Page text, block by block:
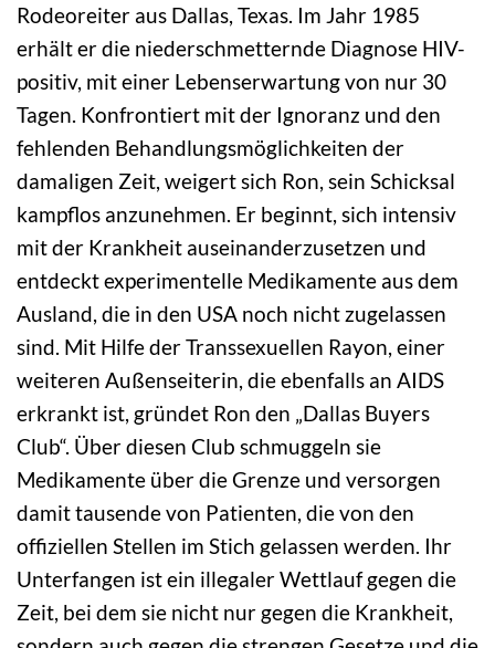
Rodeoreiter aus Dallas, Texas. Im Jahr 1985
erhält er die niederschmetternde Diagnose HIV-
positiv, mit einer Lebenserwartung von nur 30
Tagen. Konfrontiert mit der Ignoranz und den
fehlenden Behandlungsmöglichkeiten der
damaligen Zeit, weigert sich Ron, sein Schicksal
kampflos anzunehmen. Er beginnt, sich intensiv
mit der Krankheit auseinanderzusetzen und
entdeckt experimentelle Medikamente aus dem
Ausland, die in den USA noch nicht zugelassen
sind. Mit Hilfe der Transsexuellen Rayon, einer
weiteren Außenseiterin, die ebenfalls an AIDS
erkrankt ist, gründet Ron den „Dallas Buyers
Club“. Über diesen Club schmuggeln sie
Medikamente über die Grenze und versorgen
damit tausende von Patienten, die von den
offiziellen Stellen im Stich gelassen werden. Ihr
Unterfangen ist ein illegaler Wettlauf gegen die
Zeit, bei dem sie nicht nur gegen die Krankheit,